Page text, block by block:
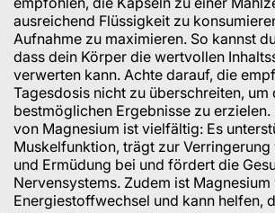
ausreichend Flüssigkeit zu
Aufnahme zu maximieren. So kannst
dass dein Körper die wertvollen
verwerten kann. Achte darauf, die
Tagesdosis nicht zu überschreiten, um
bestmöglichen Ergebnisse zu
von Magnesium ist vielfältig: Es
Muskelfunktion, trägt zur
und Ermüdung bei und fördert die
Nervensystems. Zudem ist
Energiestoffwechsel und kann helfen,